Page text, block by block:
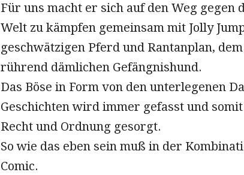
Für uns macht er sich auf den Weg gegen
Welt zu kämpfen gemeinsam mit Jolly
geschwätzigen Pferd und Rantanplan,
rührend dämlichen Gefängnishund.
Das Böse in Form von den unterlegenen
Geschichten wird immer gefasst und
Recht und Ordnung gesorgt.
So wie das eben sein muß in der
Comic.